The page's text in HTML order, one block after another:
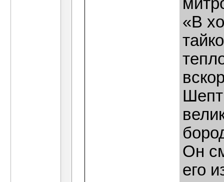
«В
Он
его